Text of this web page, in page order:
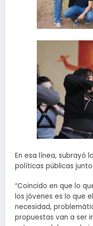
En esa línea, subrayó
políticas públicas
“Coincido en que lo
los jóvenes es lo que
necesidad,
propuestas van a ser